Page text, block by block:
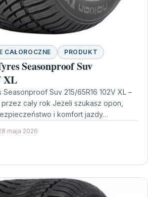
CAŁOROCZNE PRODUKT
Seasonproof Suv
XL
Suv 215/65R16 102V XL –
cały rok Jeżeli szukasz opon,
i komfort jazdy…
maja 2026